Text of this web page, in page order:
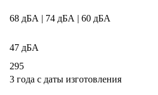
68 дБА | 74 дБА | 60 дБА
47 дБА
295
3 года с даты изготовления